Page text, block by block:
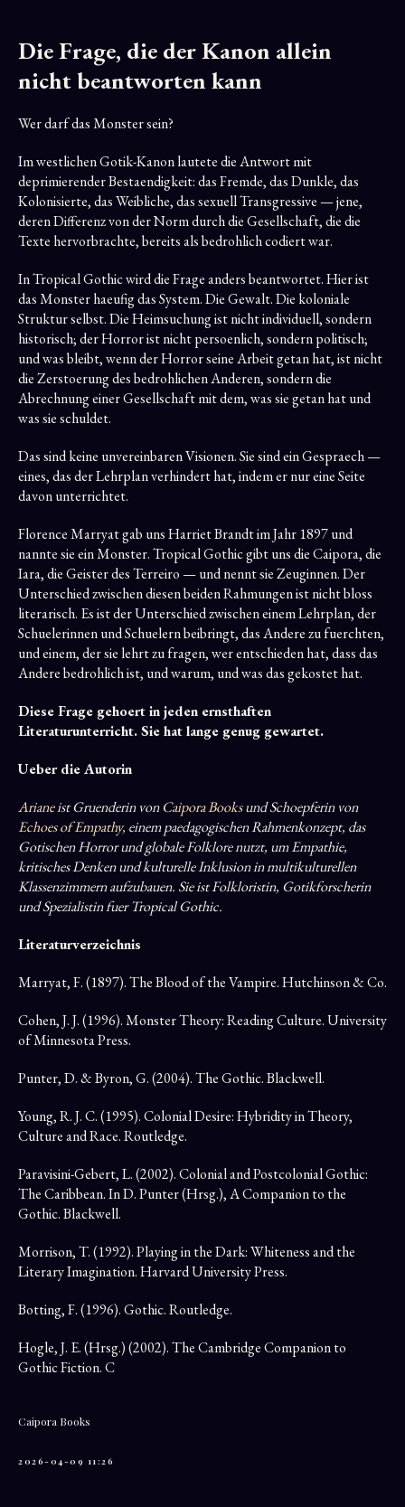
Die Frage, die der Kanon allein
nicht beantworten kann
Wer darf das Monster sein?
Im westlichen Gotik-Kanon lautete die Antwort mit
deprimierender Bestaendigkeit: das Fremde, das Dunkle, das
Kolonisierte, das Weibliche, das sexuell Transgressive — jene,
deren Differenz von der Norm durch die Gesellschaft, die die
Texte hervorbrachte, bereits als bedrohlich codiert war.
In Tropical Gothic wird die Frage anders beantwortet. Hier ist
das Monster haeufig das System. Die Gewalt. Die koloniale
Struktur selbst. Die Heimsuchung ist nicht individuell, sondern
historisch; der Horror ist nicht persoenlich, sondern politisch;
und was bleibt, wenn der Horror seine Arbeit getan hat, ist nicht
die Zerstoerung des bedrohlichen Anderen, sondern die
Abrechnung einer Gesellschaft mit dem, was sie getan hat und
was sie schuldet.
Das sind keine unvereinbaren Visionen. Sie sind ein Gespraech —
eines, das der Lehrplan verhindert hat, indem er nur eine Seite
davon unterrichtet.
Florence Marryat gab uns Harriet Brandt im Jahr 1897 und
nannte sie ein Monster. Tropical Gothic gibt uns die Caipora, die
Iara, die Geister des Terreiro — und nennt sie Zeuginnen. Der
Unterschied zwischen diesen beiden Rahmungen ist nicht bloss
literarisch. Es ist der Unterschied zwischen einem Lehrplan, der
Schuelerinnen und Schuelern beibringt, das Andere zu fuerchten,
und einem, der sie lehrt zu fragen, wer entschieden hat, dass das
Andere bedrohlich ist, und warum, und was das gekostet hat.
Diese Frage gehoert in jeden ernsthaften
Literaturunterricht. Sie hat lange genug gewartet.
Ueber die Autorin
Arianeist Gruenderin vonCaipora Booksund Schoepferin von
Echoes of Empathy, einem paedagogischen Rahmenkonzept, das
Gotischen Horror und globale Folklore nutzt, um Empathie,
kritisches Denken und kulturelle Inklusion in multikulturellen
Klassenzimmern aufzubauen. Sie ist Folkloristin, Gotikforscherin
und Spezialistin fuer Tropical Gothic.
Literaturverzeichnis
Marryat, F. (1897). The Blood of the Vampire. Hutchinson & Co.
Cohen, J. J. (1996). Monster Theory: Reading Culture. University
of Minnesota Press.
Punter, D. & Byron, G. (2004). The Gothic. Blackwell.
Young, R. J. C. (1995). Colonial Desire: Hybridity in Theory,
Culture and Race. Routledge.
Paravisini-Gebert, L. (2002). Colonial and Postcolonial Gothic:
The Caribbean. In D. Punter (Hrsg.), A Companion to the
Gothic. Blackwell.
Morrison, T. (1992). Playing in the Dark: Whiteness and the
Literary Imagination. Harvard University Press.
Botting, F. (1996). Gothic. Routledge.
Hogle, J. E. (Hrsg.) (2002). The Cambridge Companion to
Gothic Fiction. C
Caipora Books
2026-04-09 11:26